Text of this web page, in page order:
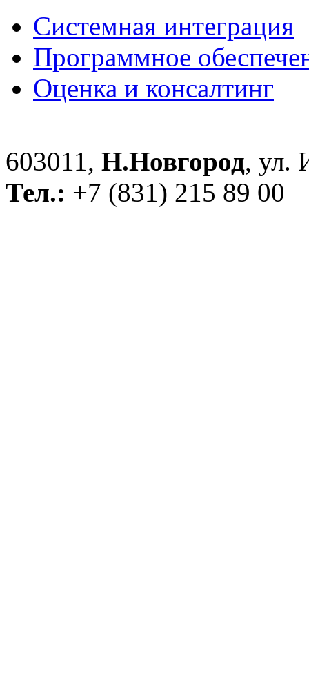
Системная интеграция
Программное
Оценка и консалтинг
603011, Н.Новгород, ул.
Тел.: +7 (831) 215 89 00